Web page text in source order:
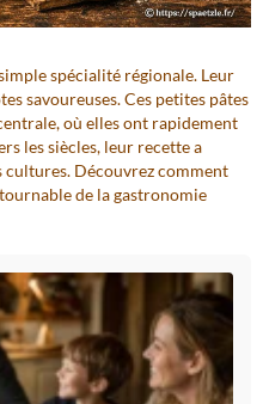
spécialité régionale. Leur
savoureuses. Ces petites pâtes
où elles ont rapidement
les siècles, leur recette a
cultures. Découvrez comment
de la gastronomie